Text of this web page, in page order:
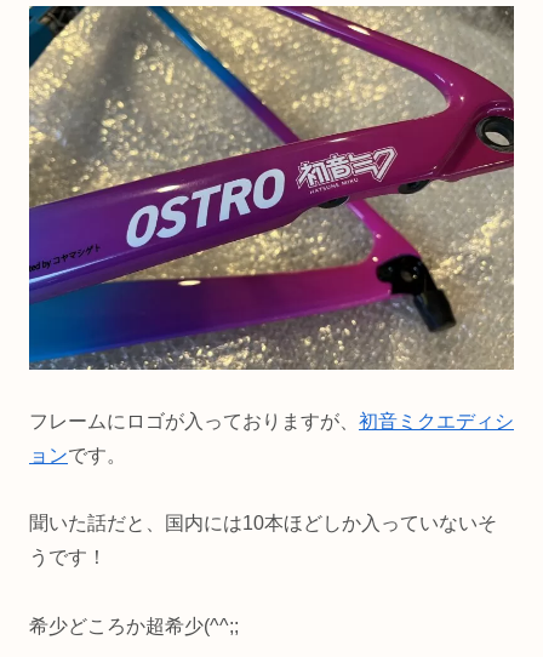
フレームにロゴが入っておりますが、 初音ミクエディシ
ョンです。
聞いた話だと、国内には10本ほどしか入っていないそ
うです！
希少どころか超希少(^^;;